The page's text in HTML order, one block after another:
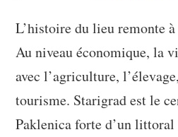
L’histoire du lieu remonte
Au niveau économique, la
avec l’agriculture,
tourisme. Starigrad est le
Paklenica forte d’un